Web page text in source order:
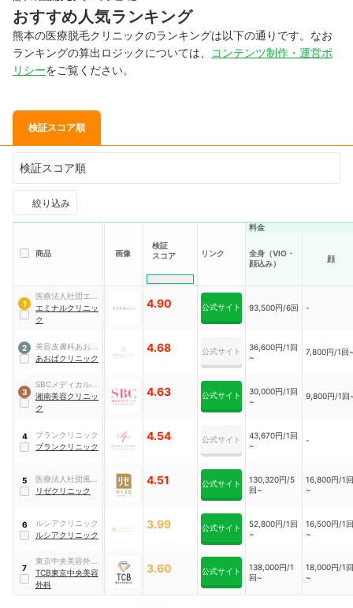
おすすめ人気ランキング
熊本の医療脱毛クリニックのランキングは以下の通りです。なお
ランキングの算出ロジックについては、
コンテンツ制作・運営ポ
リシーをご覧ください。
検証スコア順
検証スコア順
絞り込み
商品 画像
検証
スコア
リンク
料金
全身（VIO・
顔込み）
顔
1
医療法人社団エミ
ナル
エミナルクリニッ
ク
4.90 公式サイト 93,500円/6回 -
2
美容皮膚科あおば
クリニック
あおばクリニック
4.68 公式サイト
36,600円/1回
~
7,800円/1回
3
SBCメディカルグ
ループ
湘南美容クリニッ
ク
4.63 公式サイト
30,000円/1回
~
9,800円/1回
4
ブランクリニック
ブランクリニック
4.54 公式サイト
43,670円/1回
~
-
5
医療法人社団風林
会
リゼクリニック
4.51 公式サイト
130,320円/5
回~
16,800円/1回
~
6
ルシアクリニック
ルシアクリニック
3.99 公式サイト
52,800円/1回
~
16,500円/1回
~
7
東京中央美容外科
（TCB）
TCB東京中央美容
外科
3.60 公式サイト
138,000円/1
回~
18,000円/1回
~